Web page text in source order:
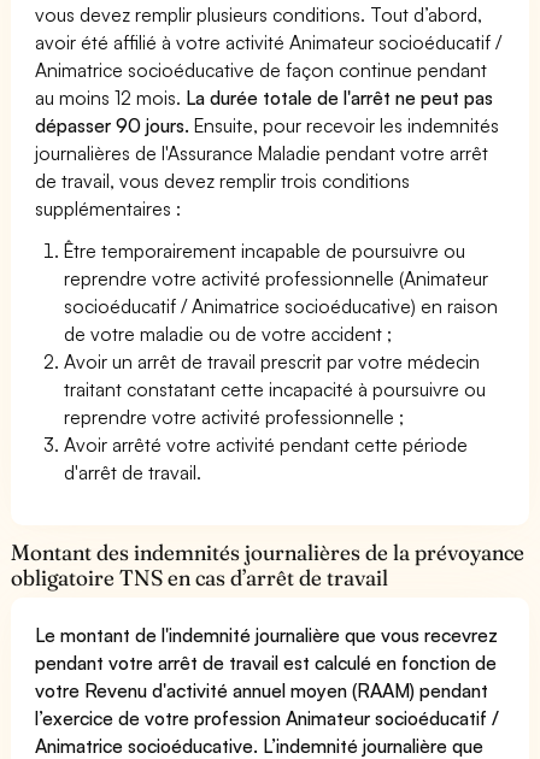
vous devez remplir plusieurs conditions. Tout d’abord,
avoir été affilié à votre activité Animateur socioéducatif /
Animatrice socioéducative de façon continue pendant
au moins 12 mois. La durée totale de l'arrêt ne peut pas
dépasser 90 jours. Ensuite, pour recevoir les indemnités
journalières de l'Assurance Maladie pendant votre arrêt
de travail, vous devez remplir trois conditions
supplémentaires :
Être temporairement incapable de poursuivre ou
reprendre votre activité professionnelle (Animateur
socioéducatif / Animatrice socioéducative) en raison
de votre maladie ou de votre accident ;
Avoir un arrêt de travail prescrit par votre médecin
traitant constatant cette incapacité à poursuivre ou
reprendre votre activité professionnelle ;
Avoir arrêté votre activité pendant cette période
d'arrêt de travail.
Montant des indemnités journalières de la prévoyance
obligatoire TNS en cas d’arrêt de travail
Le montant de l'indemnité journalière que vous recevrez
pendant votre arrêt de travail est calculé en fonction de
votre Revenu d'activité annuel moyen (RAAM) pendant
l’exercice de votre profession Animateur socioéducatif /
Animatrice socioéducative. L’indemnité journalière que